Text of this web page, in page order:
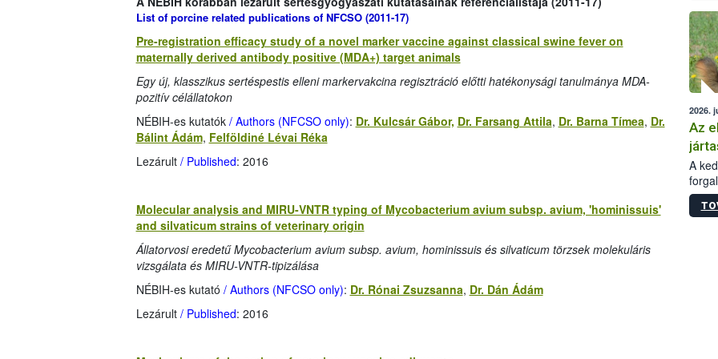
List of porcine related publications of NFCSO (2011-17)
Pre-registration efficacy study of a novel marker vaccine against classical swine fever on
maternally derived antibody positive (MDA+) target animals
Egy új, klasszikus sertéspestis elleni markervakcina regisztráció előtti hatékonysági tanulmánya MDA-
pozitív célállatokon
NÉBIH-es kutatók/ Authors (NFCSO only): Dr. Kulcsár Gábor, Dr. Farsang Attila, Dr. Barna Tímea, Dr.
Bálint Ádám, Felföldiné Lévai Réka
Lezárult/ Published: 2016
Molecular analysis and MIRU-VNTR typing of Mycobacterium avium subsp. avium, 'hominissuis'
and silvaticum strains of veterinary origin
Állatorvosi eredetű Mycobacterium avium subsp. avium, hominissuis és silvaticum törzsek molekuláris
vizsgálata és MIRU-VNTR-tipizálása
NÉBIH-es kutató / Authors (NFCSO only): Dr. Rónai Zsuzsanna, Dr. Dán Ádám
Lezárult/ Published: 2016
2026.
Az
A